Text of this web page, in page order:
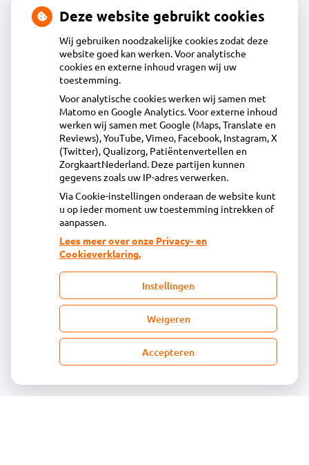
Apotheek Daalmeer
J.Naberstraat 43, 1827LB Alkmaar
072-5613434
info@apotheekdaalmeer.nl
Inschrijven
Centrale administratie
Heeft u vragen of opmerkingen over uw
toegestuurde rekening van de apotheek?
declaratie@acdaphagroep.nl
onze
facebook
Deze website gebruikt cookies
Wij gebruiken noodzakelijke cookies zodat deze
website goed kan werken. Voor analytische
cookies en externe inhoud vragen wij uw
toestemming.
Voor analytische cookies werken wij samen met
Matomo en Google Analytics. Voor externe inhoud
werken wij samen met Google (Maps, Translate en
Reviews), YouTube, Vimeo, Facebook, Instagram, X
(Twitter), Qualizorg, Patiëntenvertellen en
ZorgkaartNederland. Deze partijen kunnen
gegevens zoals uw IP-adres verwerken.
Via Cookie-instellingen onderaan de website kunt
u op ieder moment uw toestemming intrekken of
aanpassen.
Lees meer over onze Privacy- en
Cookieverklaring.
Instellingen
Weigeren
Accepteren